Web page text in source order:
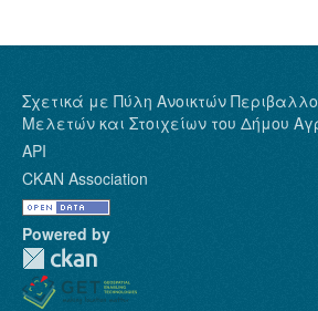
Σχετικά με Πύλη Ανοικτών
Μελετών και Στοιχείων του Δήμου
API
CKAN Association
Powered by